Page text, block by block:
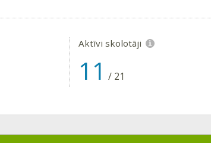
Aktīvi skolotāji
11 / 21